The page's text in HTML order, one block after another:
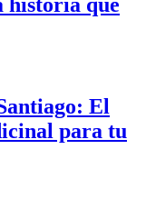
El
para tu